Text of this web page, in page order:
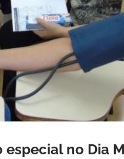
no Dia